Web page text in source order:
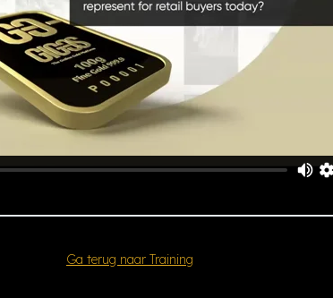
Ga terug naar Training